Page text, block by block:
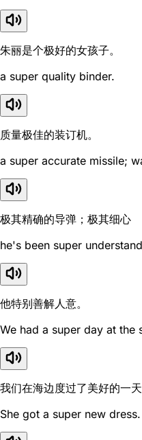
朱丽是个极好的女孩子。
a super quality binder.
质量极佳的装订机。
a super accurate missile;
极其精确的导弹；极其细心
he's been super
他特别善解人意。
We had a super day at the
我们在海边度过了美好的一天
She got a super new dress.